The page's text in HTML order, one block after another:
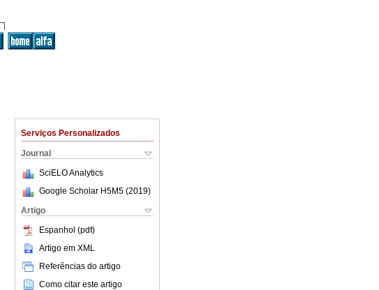
Serviços Personalizados
Journal
SciELO Analytics
Google Scholar H5M5 (2019)
Artigo
Espanhol (pdf)
Artigo em XML
Referências do artigo
Como citar este artigo